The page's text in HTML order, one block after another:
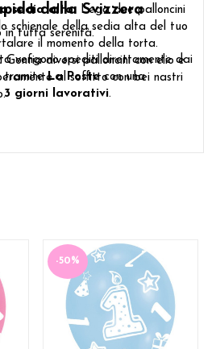
sedia alta: Lega due palloncini
schienale della sedia alta del tuo
il momento della torta.
Gonfia diversi palloncini con elio e
al soffitto con bei nastri
dalla Svizzera
in tutta serenità.
vengono spediti direttamente dai
tramiteLa Postecon una
3 giorni lavorativi.
-50%